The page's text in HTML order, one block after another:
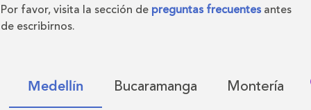
Por favor, visita la sección de preguntas frecuentes antes
de escribirnos.
Medellín Bucaramanga Montería